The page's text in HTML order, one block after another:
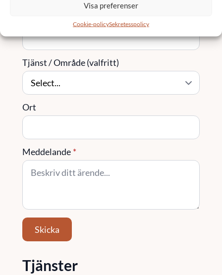
Visa preferenser
Cookie-policySekretesspolicy
Tjänst / Område (valfritt)
Ort
Meddelande *
Skicka
Tjänster